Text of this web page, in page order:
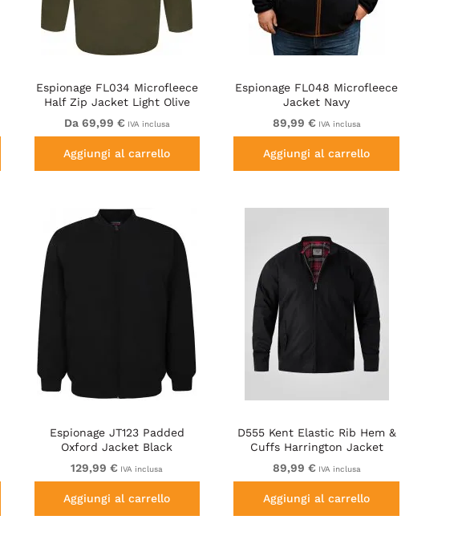
Espionage FL034 Microfleece
Half Zip Jacket Light Olive
Da 69,99 € IVA inclusa
Aggiungi al carrello
Espionage FL048 Microfleece
Jacket Navy
89,99 € IVA inclusa
Aggiungi al carrello
Espionage JT123 Padded
Oxford Jacket Black
129,99 € IVA inclusa
Aggiungi al carrello
D555 Kent Elastic Rib Hem &
Cuffs Harrington Jacket
Black
89,99 € IVA inclusa
Aggiungi al carrello